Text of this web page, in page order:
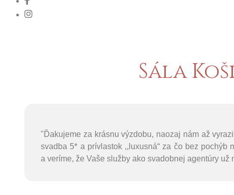
Sála
"Ďakujeme za krásnu výzdobu, naozaj nám až
svadba 5* a prívlastok ,,luxusná“ za čo bez
a veríme, že Vaše služby ako svadobnej agentúry